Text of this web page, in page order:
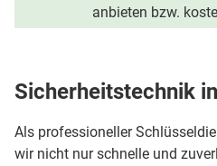
anbieten bzw.
Sicherheitstechnik
Als professioneller
wir nicht nur schnelle und